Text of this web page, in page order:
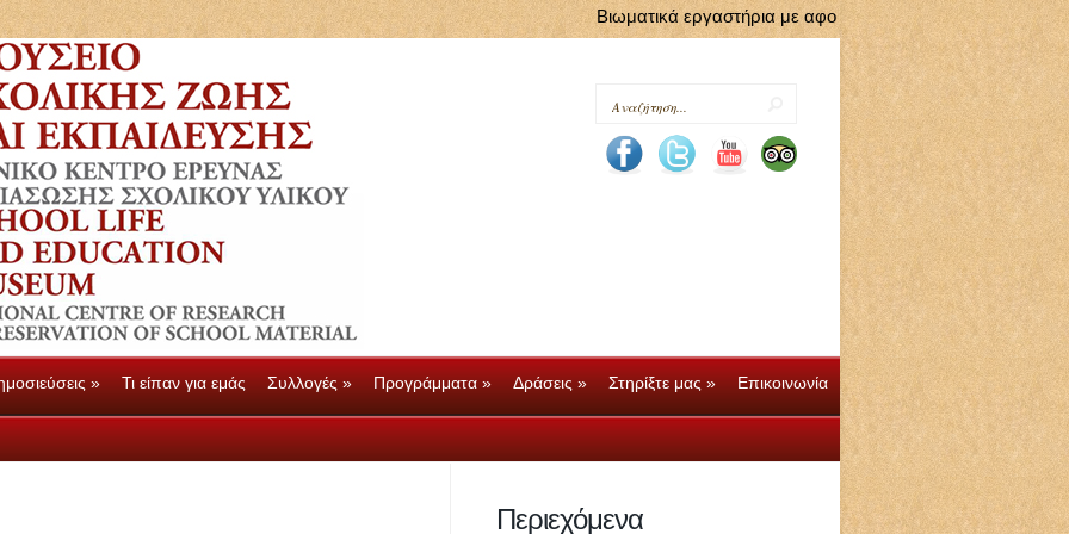
Βιωματικά εργαστήρια με αφορμή τις Ευρωπαϊκές Ημέρες
» Τι είπαν για εμάς Συλλογές » Προγράμματα » Δράσεις » Στηρίξτε μας » Επικοινωνία
Περιεχόμενα